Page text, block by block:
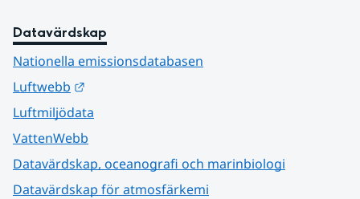
Datavärdskap
Nationella emissionsdatabasen
Luftwebb
Luftmiljödata
VattenWebb
Datavärdskap, oceanografi och marinbiologi
Datavärdskap för atmosfärkemi